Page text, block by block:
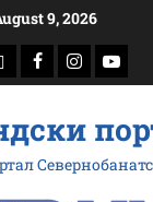
9, 2026
Фацебоок
Инстаграм